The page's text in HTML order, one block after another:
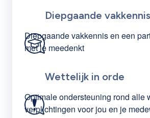
Diepgaande vakkennis
Diepgaande vakkennis en een
met je meedenkt
Wettelijk in orde
Optimale ondersteuning rond alle
verplichtingen voor jou en je